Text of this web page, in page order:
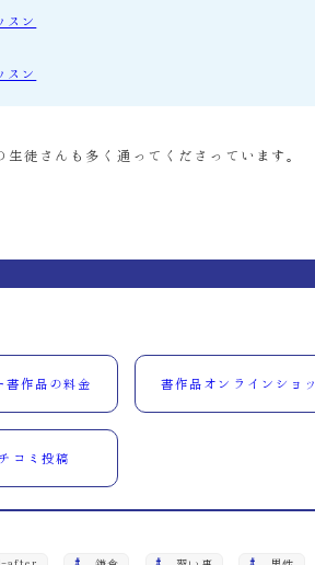
スン
スン
徒さんも多く通ってくださっています。
書作品の料金 書作品オンラインショ
コミ投稿